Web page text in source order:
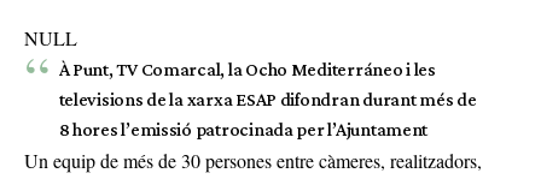
NULL
À Punt, TV Comarcal, la Ocho Mediterráneo i les
televisions de la xarxa ESAP difondran durant més de
8 hores l’emissió patrocinada per l’Ajuntament
Un equip de més de 30 persones entre càmeres, realitzadors,